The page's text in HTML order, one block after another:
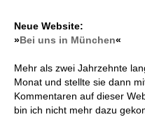
Neue Website:
»Bei uns in München«
Mehr als zwei Jahrzehnte
Monat und stellte sie dann
Kommentaren auf dieser
bin ich nicht mehr dazu